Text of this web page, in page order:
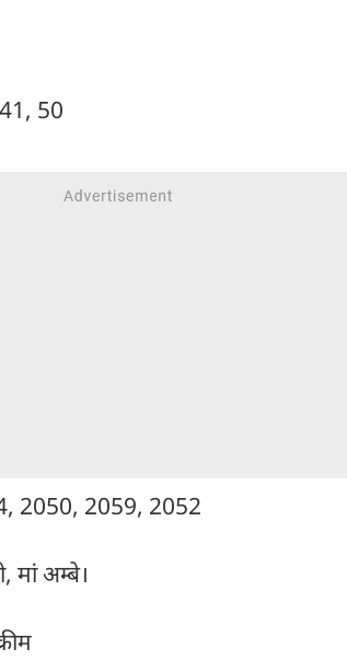
50
2050, 2059, 2052
मां अम्बे।